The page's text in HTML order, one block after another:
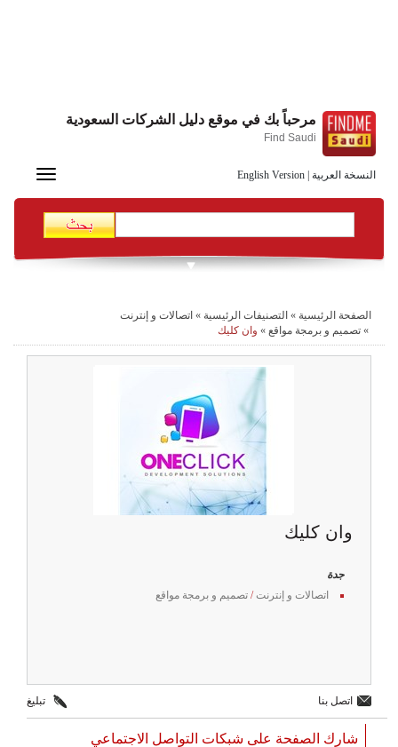
النسخة العربية English Version
مرحباً بك في موقع دليل الشركات السعودية
Find Saudi
Toggle
الصفحة الرئيسية » التصنيفات الرئيسية » اتصالات و إنترنت
» تصميم و برمجة مواقع » وان كليك
وان كليك
جدة
اتصالات و إنترنت/ تصميم و برمجة مواقع
اتصل بنا تبليغ
شارك الصفحة على شبكات التواصل الاجتماعي